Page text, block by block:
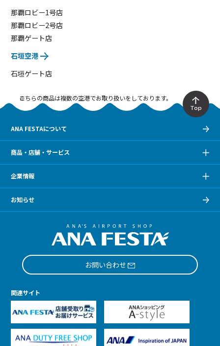
那覇ロビー1号店
那覇ロビー2号店
那覇ゲート店
石垣空港
石垣ゲート店
こちらの商品は複数の空港でお取り扱いをしております。
Top
ANA FESTAについて
商品・店舗・サービス
企業情報
お知らせ
お問い合わせ
関連サイト